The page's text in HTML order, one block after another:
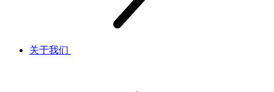
关于我们